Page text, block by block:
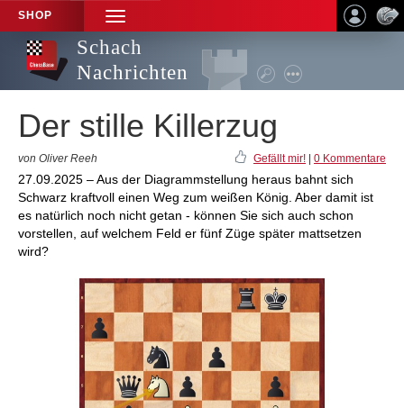
SHOP
TOGGLE
NAVIGATION
Schach
Nachrichten
Der stille Killerzug
von Oliver Reeh Gefällt mir! 0 Kommentare
27.09.2025 – Aus der Diagrammstellung heraus bahnt sich
Schwarz kraftvoll einen Weg zum weißen König. Aber damit ist
es natürlich noch nicht getan - können Sie sich auch schon
vorstellen, auf welchem Feld er fünf Züge später mattsetzen
wird?